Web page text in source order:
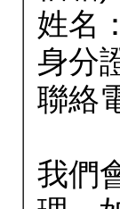
姓名：
身分
聯絡
我們